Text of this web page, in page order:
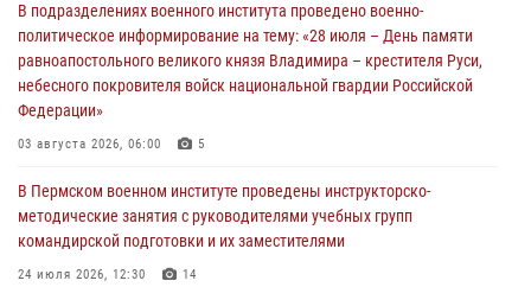
В подразделениях военного института проведено военно-
политическое информирование на тему: «28 июля – День памяти
равноапостольного великого князя Владимира – крестителя Руси,
небесного покровителя войск национальной гвардии Российской
Федерации»
03 августа 2026, 06:00 5
В Пермском военном институте проведены инструкторско-
методические занятия с руководителями учебных групп
командирской подготовки и их заместителями
24 июля 2026, 12:30 14